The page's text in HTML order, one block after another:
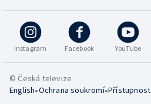
Instagram Facebook YouTube
© Česká televize
English•Ochrana soukromí•Přístupnost